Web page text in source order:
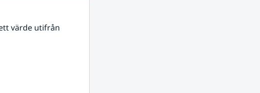
värde utifrån